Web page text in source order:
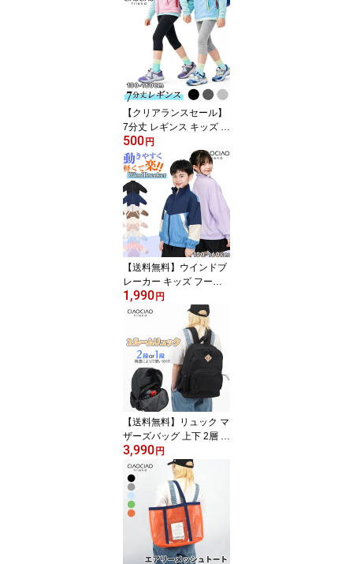
エストゴム 総ゴム ワン
ポイント 通学 リボン ハ
【クリアランスセール】
7分丈 レギンス キッズ ダ
ンス ストレッチ スパッ
ツ 子供服 男の子 女の子
ボトムス 七分丈 インナ
ー クロップド ひざ丈 無
地 ウエストゴム ネーム
タグ スポーツ
500 円
【送料無料】ウインドブ
レーカー キッズ フード
なし ジャンパー 子供服
男の子 女の子 アウター
ジャケット ブルゾン ス
タンドカラー 配色切り替
え マウンテンパーカー
1,990 円
【送料無料】リュック マ
ザーズバッグ 上下 2層 デ
イリーバッグ 2ルーム リ
ュックサック 大容量 軽
量 多機能 セパレート 通
学 通勤 レディース メン
ズ ユニセックス かばん
ブラック 黒
3,990 円